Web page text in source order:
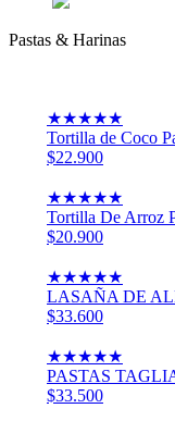
Pastas & Harinas
★★★★★
Tortilla de Coco
$22.900
★★★★★
Tortilla De Arroz
$20.900
★★★★★
LASAÑA DE
$33.600
★★★★★
PASTAS
$33.500